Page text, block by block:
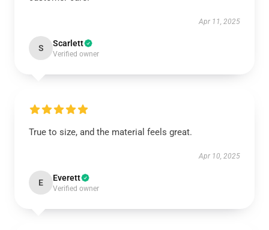
Apr 11, 2025
S Scarlett
Verified owner
True to size, and the material feels great.
Apr 10, 2025
E Everett
Verified owner